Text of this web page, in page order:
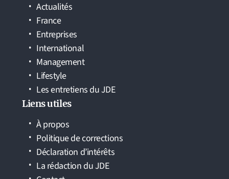
Actualités
France
Entreprises
International
Management
Lifestyle
Les entretiens du JDE
Liens utiles
À propos
Politique de corrections
Déclaration d’intérêts
La rédaction du JDE